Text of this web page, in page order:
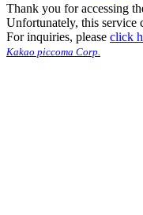
Thank you for accessing
Unfortunately, this service
For inquiries, please click
Kakao piccoma Corp.